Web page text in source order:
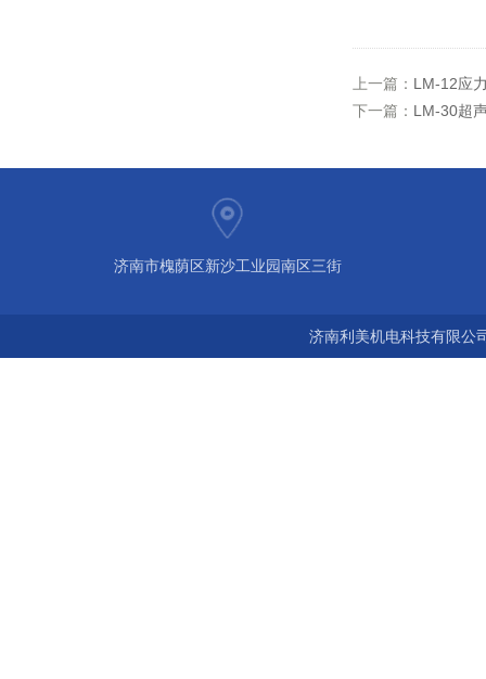
上一篇： LM-12应
下一篇： LM-30超
济南市槐荫区新沙工业园南区三街
济南利美机电科技有限